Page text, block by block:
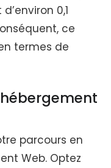
0,1
ce
termes de
parcours en
Web. Optez